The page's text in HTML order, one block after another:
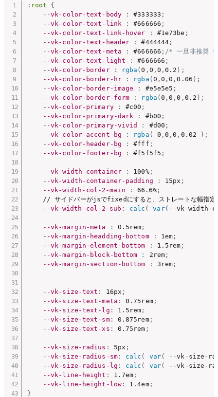
:root
{
--vk-color-text-body
: #333333 ;
--vk-color-text-link
: #666666 ;
--vk-color-text-link-hover
: #1e73be ;
--vk-color-text-header
: #444444 ;
--vk-color-text-meta
: #666666 ; /* 一旦非推奨
--vk-color-text-light
: #666666 ;
--vk-color-border
: rgba (0 , 0 , 0 ,0.2 ) ;
--vk-color-border-hr
: rgba ( 0 , 0 ,0 ,0.06 ) ;
--vk-color-border-image
: #e5e5e5 ;
--vk-color-border-form
: rgba ( 0 ,0 ,0 , 0.2 ) ;
--vk-color-primary
: #c00 ;
--vk-color-primary-dark
: #b00 ;
--vk-color-primary-vivid
: #d00 ;
--vk-color-accent-bg
: rgba ( 0 ,0 ,0 , 0.02 ) ;
--vk-color-header-bg
: #fff ;
--vk-color-footer-bg
: #f5f5f5 ;
--vk-width-container : 100%;
--vk-width-container-padding
: 15px ;
--vk-width-col-2-main
: 66.6% ;
// サイドバーがjsでfixedにすると、ストレートな幅指定
--vk-width-col-2-sub : calc ( var( --vk-width-
--vk-margin-meta : 0.5rem ;
--vk-margin-headding-bottom
: 1em ;
--vk-margin-element-bottom
: 1.5rem ;
--vk-margin-block-bottom
: 2rem ;
--vk-margin-section-bottom
: 3rem ;
--vk-size-text : 16px ;
--vk-size-text-meta : 0.75rem;
--vk-size-text-lg : 1.5rem ;
--vk-size-text-sm: 0.875rem;
--vk-size-text-xs : 0.75rem ;
--vk-size-radius : 5px ;
--vk-size-radius-sm: calc ( var(
--vk-size-
--vk-size-radius-lg : calc ( var(
--vk-size-
--vk-line-height : 1.7em ;
--vk-line-height-low: 1.4em;
}